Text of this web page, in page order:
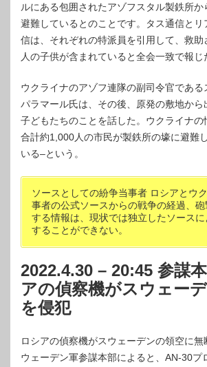
ルにある包囲されたアゾフスタル製鉄所
避難しているとのことです。タス通信とリ
信は、それぞれの特派員を引用して、救助
人の子供が含まれていると全会一致で報じ
ウクライナのアゾフ連隊の副司令官である
パラマール氏は、その後、原発の敷地か
子どもたちのことを話した。ウクライナの
合計約1,000人の市民が製鉄所の壕に避難
いる–という。
ソースとしての紛争当事者 ロシアとウ
事者の公式ソースからの戦争の経過、
する情報は、現状では独立したソース
することができない。
2022.4.30 – 20:45 参謀
アの偵察機がスウェー
を侵犯
ロシアの偵察機がスウェーデンの領空に無
ウェーデン軍参謀本部によると、AN-30プ